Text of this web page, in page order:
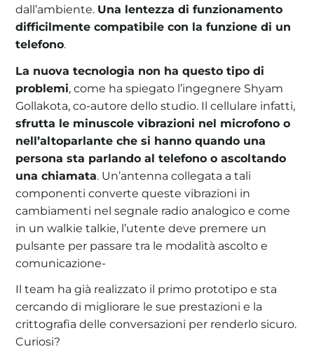
dall’ambiente. Una lentezza di funzionamento
difficilmente compatibile con la funzione di un
telefono.
La nuova tecnologia non ha questo tipo di
problemi, come ha spiegato l’ingegnere Shyam
Gollakota, co-autore dello studio. Il cellulare infatti,
sfrutta le minuscole vibrazioni nel microfono o
nell’altoparlante che si hanno quando una
persona sta parlando al telefono o ascoltando
una chiamata. Un’antenna collegata a tali
componenti converte queste vibrazioni in
cambiamenti nel segnale radio analogico e come
in un walkie talkie, l’utente deve premere un
pulsante per passare tra le modalità ascolto e
comunicazione-
Il team ha già realizzato il primo prototipo e sta
cercando di migliorare le sue prestazioni e la
crittografia delle conversazioni per renderlo sicuro.
Curiosi?